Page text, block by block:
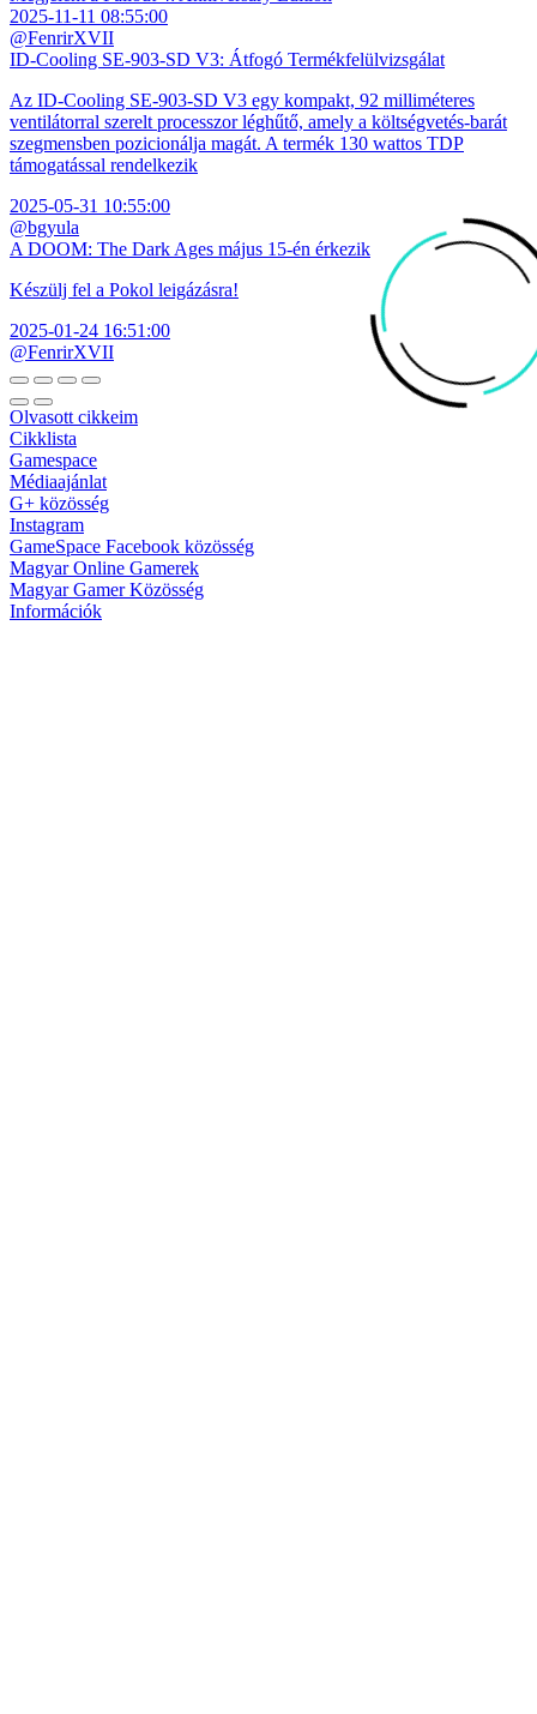
2025-11-11 08:55:00
@FenrirXVII
ID-Cooling SE-903-SD V3: Átfogó Termékfelülvizsgálat
Az ID-Cooling SE-903-SD V3 egy kompakt, 92 milliméteres
ventilátorral szerelt processzor léghűtő, amely a költségvetés-barát
szegmensben pozicionálja magát. A termék 130 wattos TDP
támogatással rendelkezik
2025-05-31 10:55:00
@bgyula
A DOOM: The Dark Ages május 15-én érkezik
Készülj fel a Pokol leigázásra!
2025-01-24 16:51:00
@FenrirXVII
Olvasott cikkeim
Cikklista
Gamespace
Médiaajánlat
G+ közösség
Instagram
GameSpace Facebook közösség
Magyar Online Gamerek
Magyar Gamer Közösség
Információk